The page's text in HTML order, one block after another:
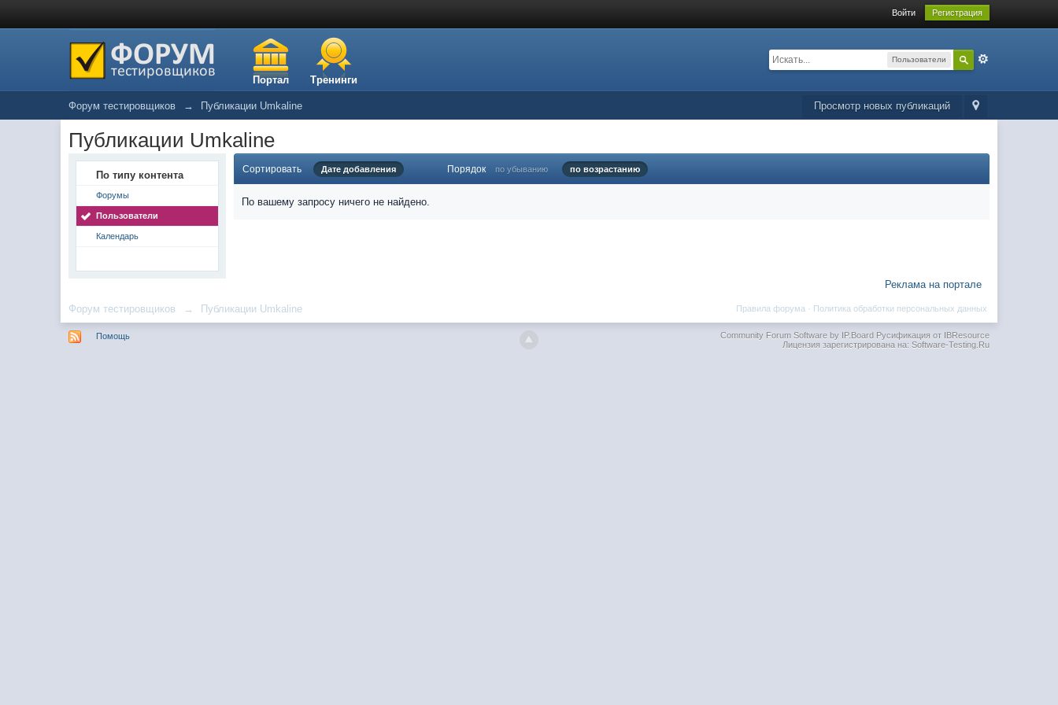
Войти Регистрация
Портал Тренинги
Пользователи
Просмотр новых публикаций
Форум тестировщиков → Публикации Umkaline
Публикации Umkaline
По типу контента
Форумы
Пользователи
Календарь
Сортировать Дате добавления Порядок по убыванию по возрастанию
По вашему запросу ничего не найдено.
Реклама на портале
Форум тестировщиков → Публикации Umkaline Политика обработки персональных данных
Правила форума ·
Помощь Community Forum Software by IP.BoardРусификация от IBResource
Лицензия зарегистрирована на: Software-Testing.Ru